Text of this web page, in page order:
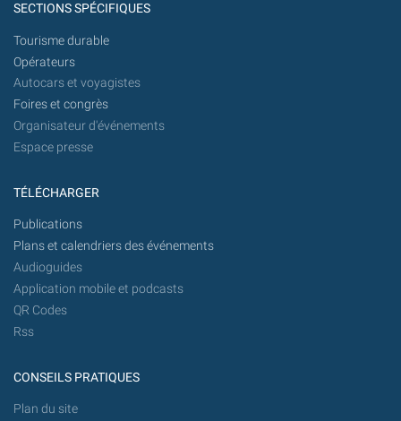
SECTIONS SPÉCIFIQUES
Tourisme durable
Opérateurs
Autocars et voyagistes
Foires et congrès
Organisateur d'événements
Espace presse
TÉLÉCHARGER
Publications
Plans et calendriers des événements
Audioguides
Application mobile et podcasts
QR Codes
Rss
CONSEILS PRATIQUES
Plan du site